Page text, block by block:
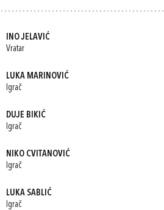
INO JELAVIĆ
Vratar
LUKA MARINOVIĆ
Igrač
DUJE BIKIĆ
Igrač
NIKO CVITANOVIĆ
Igrač
LUKA SABLIĆ
Igrač